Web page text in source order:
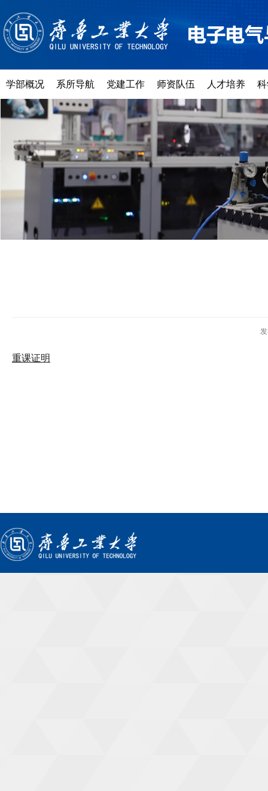
学部概况 系所导航 党建工作 师资队伍 人才培养
重课证明